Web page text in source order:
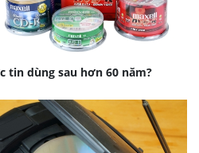
tin dùng sau hơn 60 năm?